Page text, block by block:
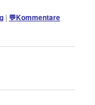
| 💬Kommentare